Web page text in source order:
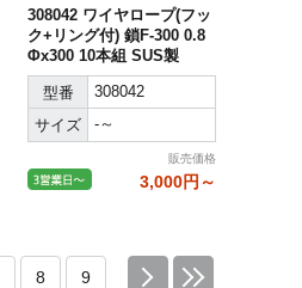
308042 ワイヤロープ(フッ
ク+リング付) 鎖F-300 0.8
Φx300 10本組 SUS製
型番
308042
サイズ
-～
販売価格
3,000円～
8 9